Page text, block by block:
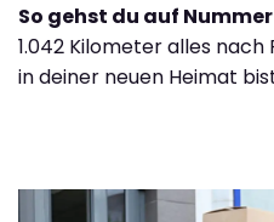
So gehst du auf
1.042 Kilometer alles
in deiner neuen Heimat